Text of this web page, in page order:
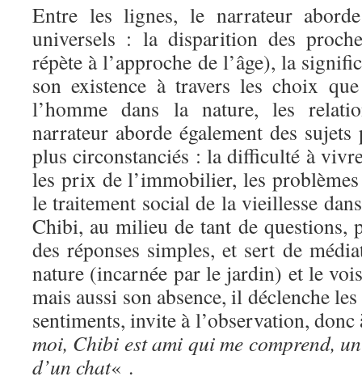
Entre les lignes, le narrateur
universels : la disparition des
répète à l’approche de l’âge), la
son existence à travers les choix
l’homme dans la nature, les
narrateur aborde également des
plus circonstanciés : la difficulté à
les prix de l’immobilier, les problèmes
le traitement social de la vieillesse
Chibi, au milieu de tant de questions,
des réponses simples, et sert de
nature (incarnée par le jardin) et le
mais aussi son absence, il déclenche
sentiments, invite à l’observation,
moi, Chibi est ami qui me comprend,
d’un chat« .